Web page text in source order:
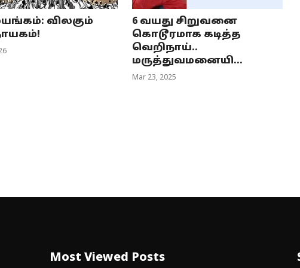
விலகும்
6 வயது சிறுவனை
கொடூரமாக கடித்த
வெறிநாய்..
மருத்துவமனையி...
Mar 23, 2025
Most Viewed Posts